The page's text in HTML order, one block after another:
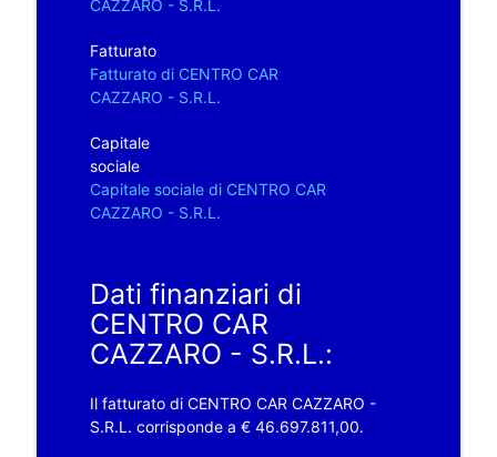
CAZZARO - S.R.L.
Fatturato
Fatturato di CENTRO CAR
CAZZARO - S.R.L.
Capitale
sociale
Capitale sociale di CENTRO CAR
CAZZARO - S.R.L.
Dati finanziari di
CENTRO CAR
CAZZARO - S.R.L.:
Il fatturato di CENTRO CAR CAZZARO -
S.R.L. corrisponde a € 46.697.811,00.